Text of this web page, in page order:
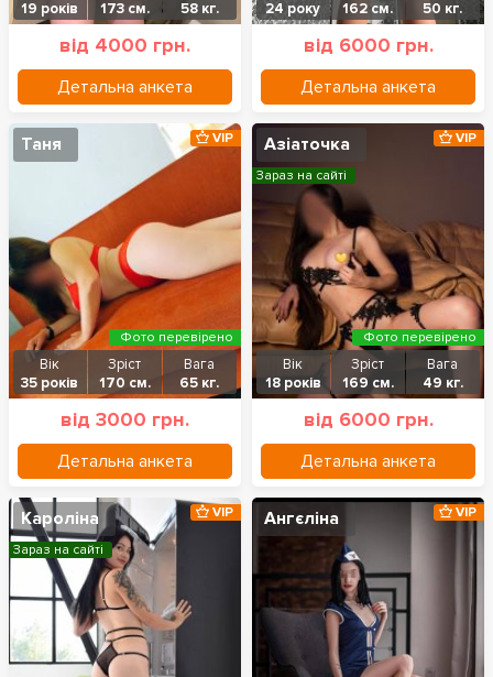
19 років
173 см.
58 кг.
від 4000 грн.
Детальна анкета
24 року
162 см.
50 кг.
від 6000 грн.
Детальна анкета
Таня
Вік
35 років
Зріст
170 см.
Вага
65 кг.
від 3000 грн.
Детальна анкета
VIP
Фото перевірено
Азіаточка
Вік
18 років
Зріст
169 см.
Вага
49 кг.
від 6000 грн.
Детальна анкета
VIP
Зараз на сайті
Фото перевірено
Кароліна VIP
Зараз на сайті
Ангєліна VIP